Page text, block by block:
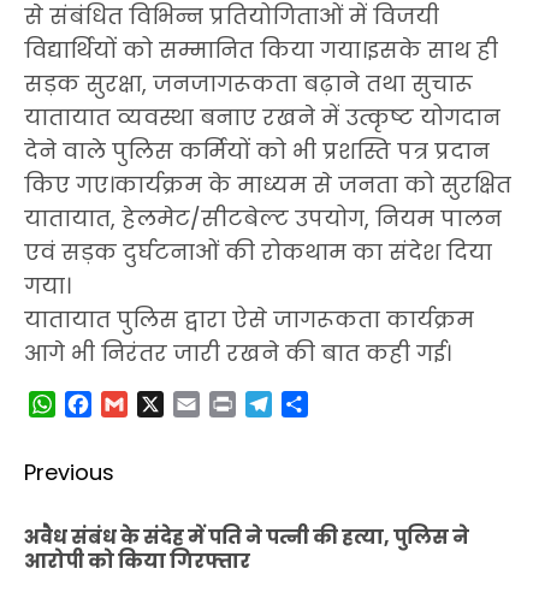
से संबंधित विभिन्न प्रतियोगिताओं में विजयी
विद्यार्थियों को सम्मानित किया गया।इसके साथ ही
सड़क सुरक्षा, जनजागरूकता बढ़ाने तथा सुचारू
यातायात व्यवस्था बनाए रखने में उत्कृष्ट योगदान
देने वाले पुलिस कर्मियों को भी प्रशस्ति पत्र प्रदान
किए गए।कार्यक्रम के माध्यम से जनता को सुरक्षित
यातायात, हेलमेट/सीटबेल्ट उपयोग, नियम पालन
एवं सड़क दुर्घटनाओं की रोकथाम का संदेश दिया
गया।
यातायात पुलिस द्वारा ऐसे जागरूकता कार्यक्रम
आगे भी निरंतर जारी रखने की बात कही गई।
WhatsApp
Facebook
Gmail EmailPrint Telegram
Post
navigation
Previous
अवैध संबंध के संदेह में पति ने पत्नी की हत्या, पुलिस ने
आरोपी को किया गिरफ्तार